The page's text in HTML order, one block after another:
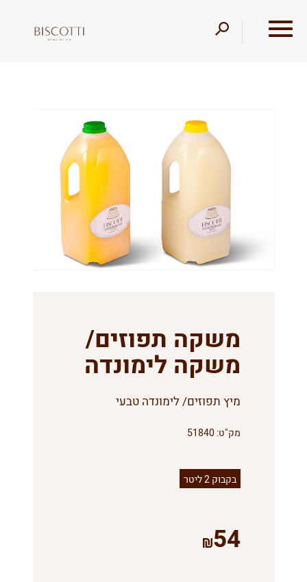
עמוד הבית מיוחדים
משקה
משקה תפוזים/
משקה לימונדה
מיץ תפוזים/ לימונדה טבעי
מק"ט: 51840
בקבוק 2 ליטר
54